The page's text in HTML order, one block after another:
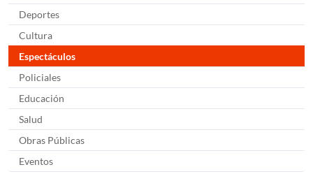
Deportes
Cultura
Espectáculos
Policiales
Educación
Salud
Obras Públicas
Eventos